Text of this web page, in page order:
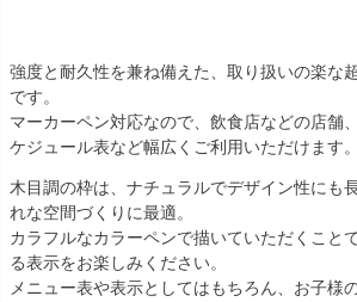
強度と耐久性を兼ね備えた、取り扱いの楽な
です。
マーカーペン対応なので、飲食店などの店舗
ケジュール表など幅広くご利用いただけます。
木目調の枠は、ナチュラルでデザイン性にも
れな空間づくりに最適。
カラフルなカラーペンで描いていただくこと
る表示をお楽しみください。
メニュー表や表示としてはもちろん、お子様